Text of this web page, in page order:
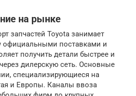
на рынке
запчастей Toyota занимает
официальными поставками и
получить детали быстрее и
дилерскую сеть. Основные
специализирующиеся на
и Европы. Каналы ввоза